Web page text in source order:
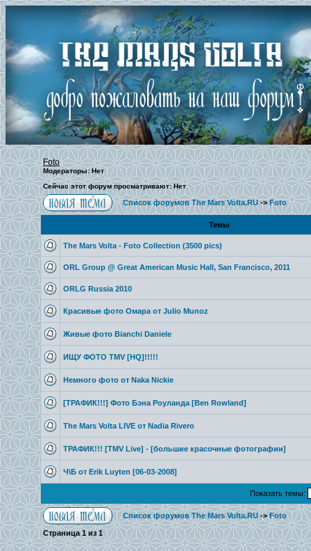
Foto
Модераторы: Нет
Сейчас этот форум просматривают: Нет
Список форумов The Mars Volta.RU->Foto
Темы
The Mars Volta - Foto Collection (3500 pics)
ORL Group @ Great American Music Hall, San Francisco, 2011
ORLG Russia 2010
Красивые фото Омара от Julio Munoz
Живые фото Bianchi Daniele
ИЩУ ФОТО TMV [HQ]!!!!!
Немного фото от Naka Nickie
[ТРАФИК!!!] Фото Бэна Роуланда [Ben Rowland]
The Mars Volta LIVE от Nadia Rivero
ТРАФИК!!! [TMV Live] - [большие красочные фотографии]
Ч\Б от Erik Luyten [06-03-2008]
Показать темы:
Список форумов The Mars Volta.RU->Foto
Страница1из1